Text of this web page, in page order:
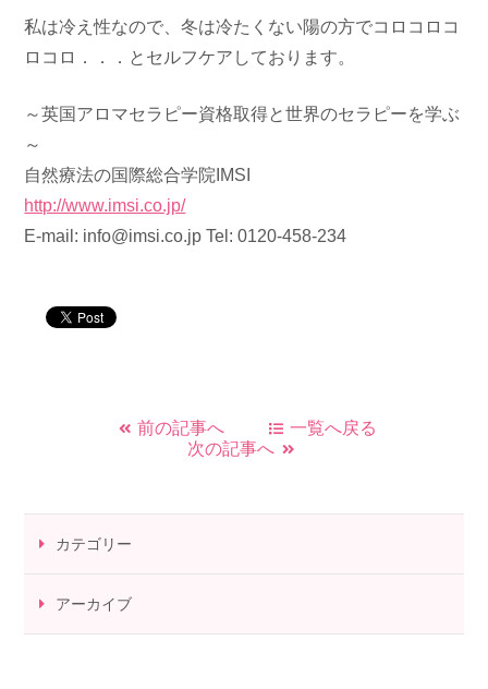
私は冷え性なので、冬は冷たくない陽の方でコロコロコ
ロコロ．．．とセルフケアしております。
～英国アロマセラピー資格取得と世界のセラピーを学ぶ
～
自然療法の国際総合学院IMSI
http://www.imsi.co.jp/
E-mail: info@imsi.co.jp Tel: 0120-458-234
前の記事へ
一覧へ戻る
次の記事へ
カテゴリー
アーカイブ